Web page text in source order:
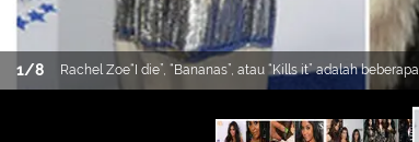
1/8
Rachel Zoe“I die”, “Bananas”, atau “Kills it” adalah beberapa quote yang sering dikatakan Rachel Zoe saat memberikan komentar
tentang item fashion. How to get her look? Think loose silhouette, gaya bohemian, aksesori bertumpuk, anting chandelier,
atas agar terlihat dan terdengar seperti Rachel Zoe.